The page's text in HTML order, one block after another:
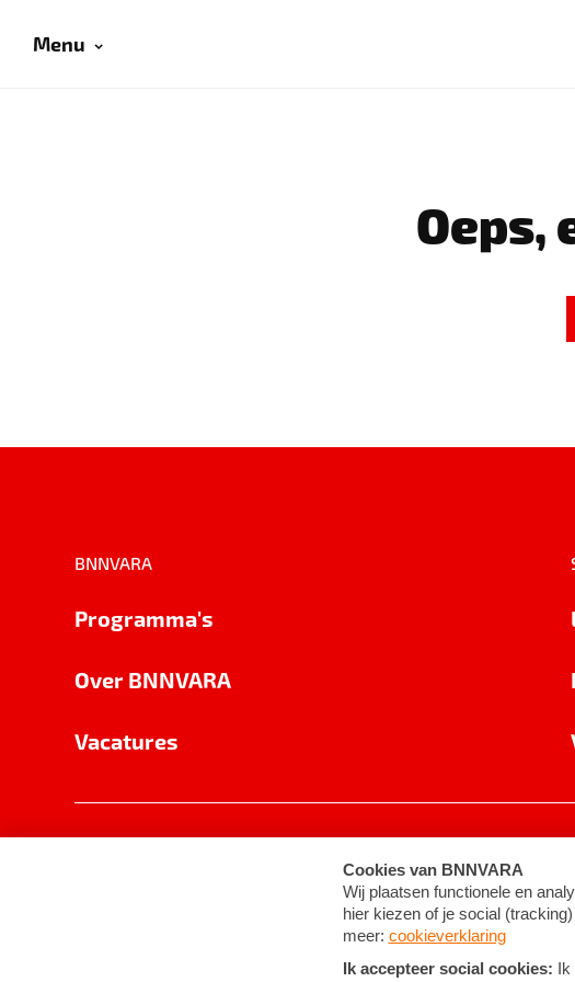
Menu
Oeps,
BNNVARA
Programma's
Over BNNVARA
Vacatures
Cookie-instellingen Algemene